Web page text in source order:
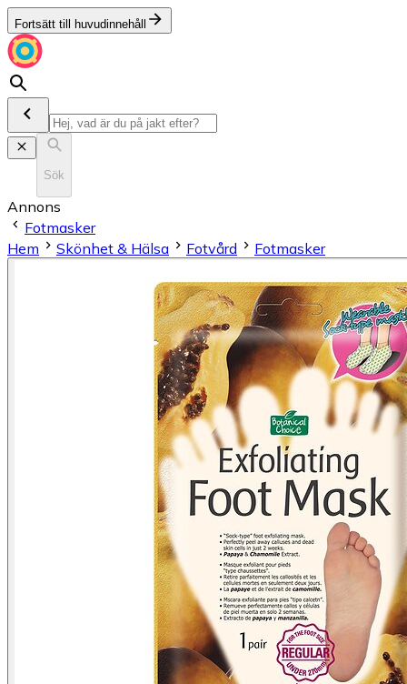
Fortsätt till huvudinnehåll
Sök
Annons
Fotmasker
Hem
Skönhet & Hälsa Fotvård Fotmasker